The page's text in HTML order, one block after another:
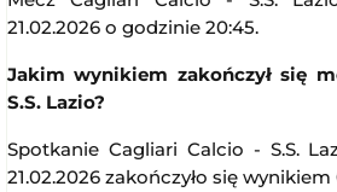
21.02.2026 o godzinie 20:45.
Jakim wynikiem zakończył się
S.S. Lazio?
Spotkanie Cagliari Calcio - S.S.
21.02.2026 zakończyło się wynikiem